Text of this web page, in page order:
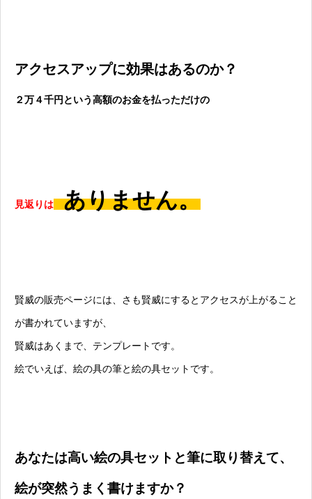
アクセスアップに効果はあるのか？
２万４千円という高額のお金を払っただけの
見返りは ありません。
賢威の販売ページには、さも賢威にするとアクセスが上がること
が書かれていますが、
賢威はあくまで、テンプレートです。
絵でいえば、絵の具の筆と絵の具セットです。
あなたは高い絵の具セットと筆に取り替えて、
絵が突然うまく書けますか？